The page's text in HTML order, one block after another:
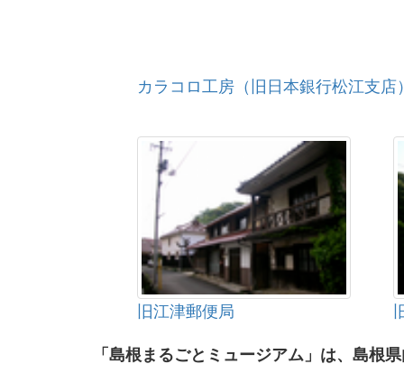
カラコロ工房（旧日本銀行松江支店
旧江津郵便局
「島根まるごとミュージアム」は、島根